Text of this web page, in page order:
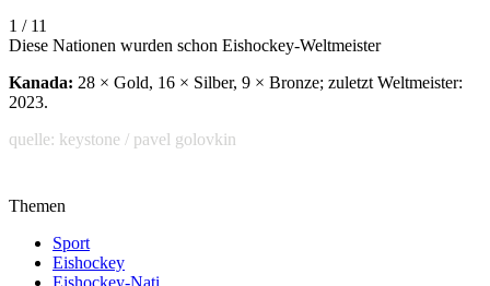
1 / 11
Diese Nationen wurden schon Eishockey-Weltmeister
Kanada: 28 × Gold, 16 × Silber, 9 × Bronze; zuletzt Weltmeister:
2023.
quelle: keystone / pavel golovkin
Themen
Sport
Eishockey
Eishockey-Nati